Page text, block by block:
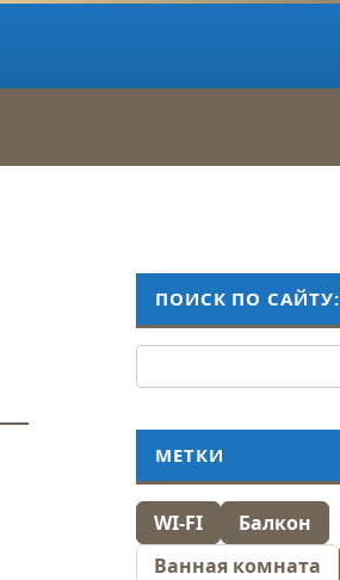
ПОИСК ПО САЙТУ:
МЕТКИ
WI-FI
Балкон
Ванная комната